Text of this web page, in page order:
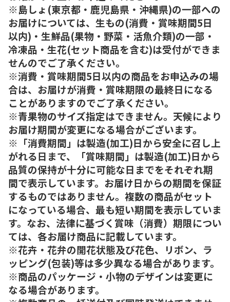
※島しょ(東京都・鹿児島県・沖縄県)の一部への
お届けについては、生もの(消費・賞味期間5日
以内)・生鮮品(果物・野菜・活魚介類)の一部・
冷凍品・生花(セット商品を含む)は受付ができま
せんのでご了承ください。
※消費・賞味期間5日以内の商品をお申込みの場
合は、お届けが消費・賞味期限の最終日になる
ことがありますのでご了承ください。
※青果物のサイズ指定はできません。天候により
お届け期間が変更になる場合がございます。
※「消費期間」は製造(加工)日から安全に召し上
がれる日まで、「賞味期間」は製造(加工)日から
品質の保持が十分に可能な日までをそれぞれ期
間で表示しています。お届け日からの期間を保証
するものではありません。複数の商品がセット
になっている場合、最も短い期間を表示していま
す。なお、法律に基づく賞味（消費）期限につい
ては、各お届け商品に記載しています。
※花卉・花弁の開花状態及び花色、リボン、ラ
ッピング(包装)等は多少異なる場合があります。
※商品のパッケージ・小物のデザインは変更に
なる場合があります。